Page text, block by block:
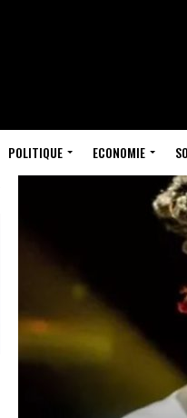
POLITIQUE ECONOMIE